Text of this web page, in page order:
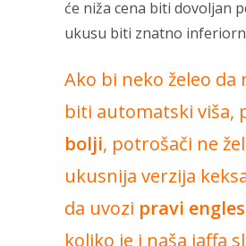
će niža cena biti dovoljan
ukusu biti znatno
Ako bi neko želeo
biti automatski viša,
bolji, potrošači ne
ukusnija verzija
da uvozi pravi
koliko je i naša jaffa